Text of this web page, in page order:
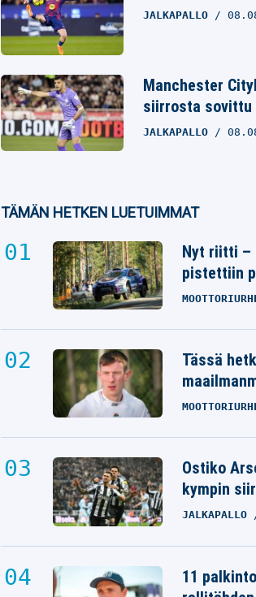
JALKAPALLO
Manchester
siirrosta sovittu
JALKAPALLO
TÄMÄN HETKEN LUETUIMMAT
Nyt riitti –
pistettiin
Tässä
Ostiko
kympin
JALKAPALLO
11